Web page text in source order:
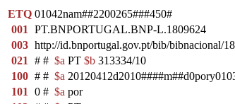
ETQ 01042nam##2200265###450#
001
PT.BNPORTUGAL.BNP-L.1809624
003 http://id.bnportugal.gov.pt/bib/bibnacional/
021
# # $a PT $b 313334/10
100 # # $a
101
0 # $a por